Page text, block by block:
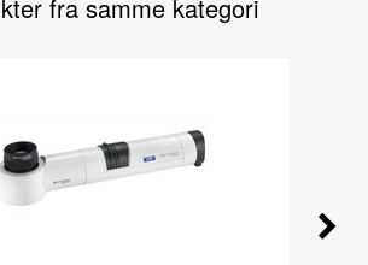
fra samme kategori